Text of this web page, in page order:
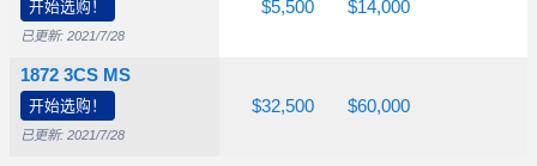
开始选购！
已更新: 2021/7/28
1872 3CS MS
开始选购！
已更新: 2021/7/28
$2,250 $5,500 $14,000
$12,500 $32,500 $60,000